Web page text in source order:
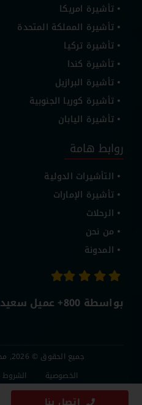
تأشيرة امريكا
تأشيرة المملكة المتحدة
تأشيرة تركيا
تأشيرة كندا
تأشيرة البرازيل
تأشيرة كوريا الجنوبية
تأشيرة اليابان
روابط هامة
التأشيرات الدولية
تأشيرة الإمارات
الرحلات
من نحن
المدونة
بواسطة 800+ عميل سعيد
جميع الحقوق © 2026, محفوظة لصالح تراف نوك
الخصوصية
الشروط